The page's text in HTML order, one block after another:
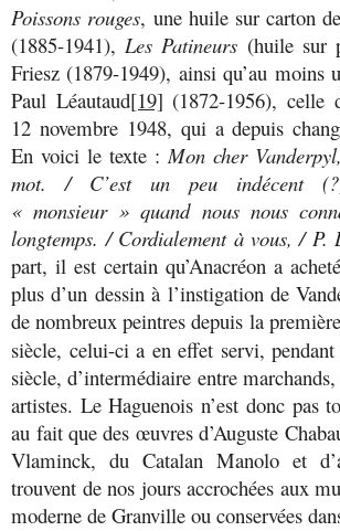
Poissons rouges, une huile sur carton
(1885-1941),Les Patineurs (huile sur
Friesz (1879-1949), ainsi qu’au moins
Paul Léautaud[19] (1872-1956), celle
12 novembre 1948, qui a depuis
En voici le texte :Mon cher
mot. /
C’est un peu indécent
« monsieur » quand nous nous
longtemps. / Cordialement à vous, / P.
part, il est certain qu’Anacréon a
plus d’un dessin à l’instigation de
de nombreux peintres depuis la
siècle, celui-ci a en effet servi,
siècle, d’intermédiaire entre
artistes. Le Haguenois n’est donc pas
au fait que des œuvres d’Auguste
Vlaminck, du Catalan Manolo et
trouvent de nos jours accrochées aux
moderne de Granville ou conservées